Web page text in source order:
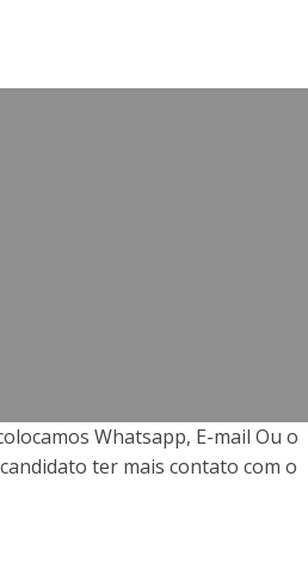
Whatsapp, E-mail Ou o
ter mais contato com o